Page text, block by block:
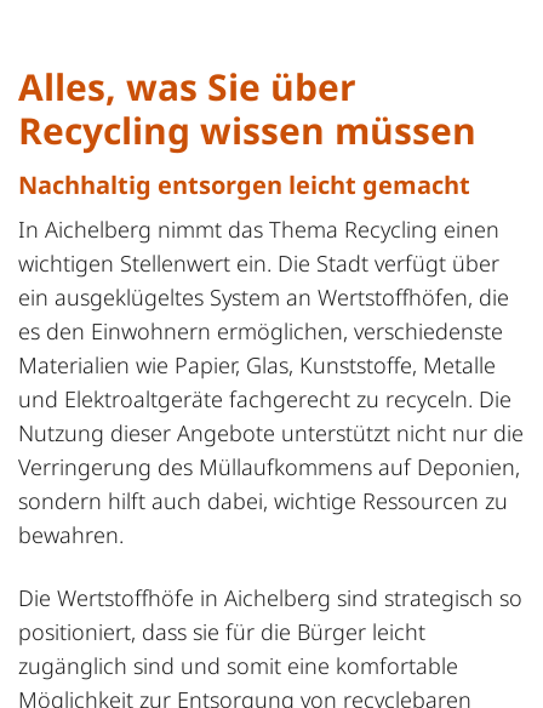
Alles, was Sie über
Recycling wissen müssen
Nachhaltig entsorgen leicht gemacht
In Aichelberg nimmt das Thema Recycling einen
wichtigen Stellenwert ein. Die Stadt verfügt über
ein ausgeklügeltes System an Wertstoffhöfen, die
es den Einwohnern ermöglichen, verschiedenste
Materialien wie Papier, Glas, Kunststoffe, Metalle
und Elektroaltgeräte fachgerecht zu recyceln. Die
Nutzung dieser Angebote unterstützt nicht nur die
Verringerung des Müllaufkommens auf Deponien,
sondern hilft auch dabei, wichtige Ressourcen zu
bewahren.
Die Wertstoffhöfe in Aichelberg sind strategisch so
positioniert, dass sie für die Bürger leicht
zugänglich sind und somit eine komfortable
Möglichkeit zur Entsorgung von recyclebaren